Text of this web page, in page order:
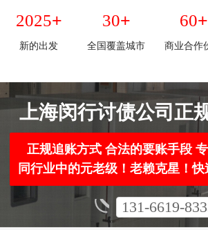
2025+
新的出发
30+
全国覆盖城市
60+
商业合作
上海闵行讨债公司正
正规追账方式 合法的要账手段
同行业中的元老级！老赖克星！
131-6619-